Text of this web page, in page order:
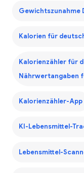
Gewichtszunahme
Kalorien für
Kalorienzähler für
Nährwertangaben
Kalorienzähler-App
KI-Lebensmittel-
Lebensmittel-